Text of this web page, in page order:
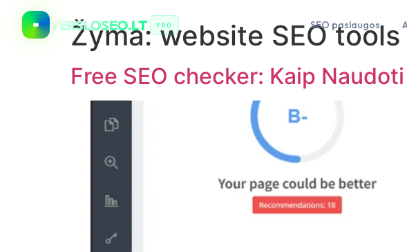
VERSLOSEO.LT PRO SEO paslaugos
Žyma:website SEO tools
Free SEO checker: Kaip